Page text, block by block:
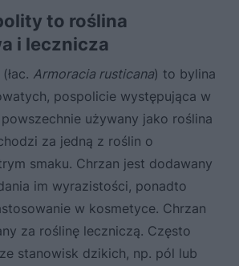
to roślina
i lecznicza
(łac. Armoracia rusticana) to bylina
pospolicie występująca w
powszechnie używany jako roślina
za jedną z roślin o
smaku. Chrzan jest dodawany
im wyrazistości, ponadto
w kosmetyce. Chrzan
za roślinę leczniczą. Często
stanowisk dzikich, np. pól lub